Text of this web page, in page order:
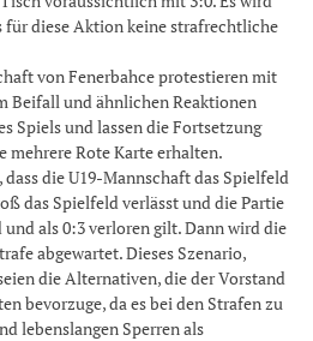
für diese Aktion keine strafrechtliche
von Fenerbahce protestieren mit
Beifall und ähnlichen Reaktionen
Spiels und lassen die Fortsetzung
mehrere Rote Karte erhalten.
die U19-Mannschaft das Spielfeld
das Spielfeld verlässt und die Partie
als 0:3 verloren gilt. Dann wird die
abgewartet. Dieses Szenario,
die Alternativen, die der Vorstand
bevorzuge, da es bei den Strafen zu
lebenslangen Sperren als